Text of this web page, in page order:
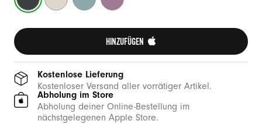
HINZUFÜGEN
Kostenlose Lieferung
Kostenloser Versand aller vorrätiger Artikel.
Abholung im Store
Abholung deiner Online-Bestellung im
nächstgelegenen Apple Store.